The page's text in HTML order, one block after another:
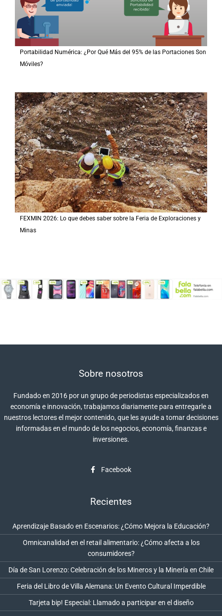
Portabilidad Numérica: ¿Por Qué Más del 95% de las Portaciones Son
Móviles?
FEXMIN 2026: Lo que debes saber sobre la Feria de Exploraciones y
Minas
Sobre nosotros
Fundado en 2016 por un grupo de periodistas especializados en
economía e innovación, trabajamos diariamente para entregarle a
nuestros lectores el mejor contenido, que les ayude a tomar decisiones
informadas en el mundo de los negocios, economía, finanzas e
inversiones.
Facebook
Recientes
Aprendizaje Basado en Escenarios: ¿Cómo Mejora la Educación?
Omnicanalidad en el retail alimentario: ¿Cómo afecta a los
consumidores?
Día de San Lorenzo: Celebración de los Mineros y la Minería en Chile
Feria del Libro de Villa Alemana: Un Evento Cultural Imperdible
Tarjeta bip! Especial: Llamado a participar en el diseño